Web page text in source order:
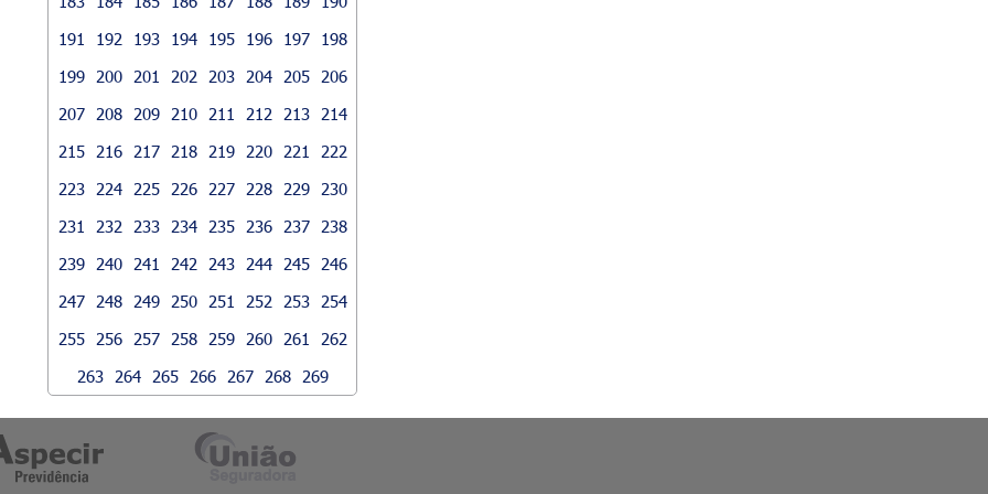
191
192 193 194 195 196 197
198
199
200 201 202 203 204 205
206
207
208 209 210 211 212 213
214
215
216 217 218 219 220 221
222
223
224 225 226 227 228 229
230
231
232 233 234 235 236 237
238
239
240 241 242 243 244 245
246
247
248 249 250 251 252 253
254
255
256 257 258 259 260 261
262
263
264 265 266 267 268 269